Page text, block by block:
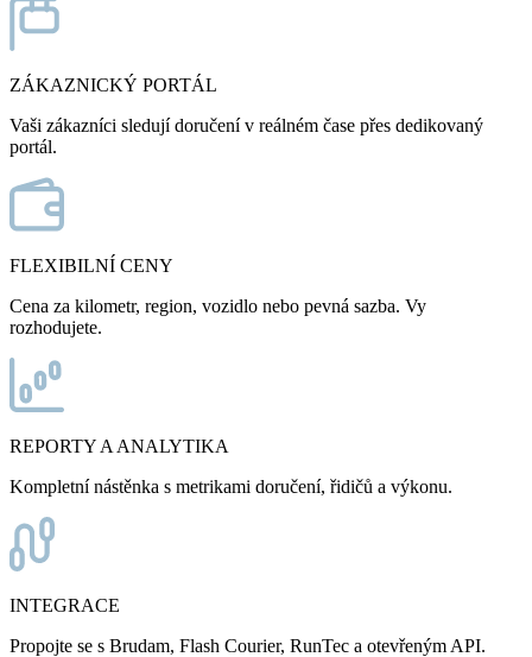
ZÁKAZNICKÝ PORTÁL
Vaši zákazníci sledují doručení v reálném čase přes dedikovaný
portál.
FLEXIBILNÍ CENY
Cena za kilometr, region, vozidlo nebo pevná sazba. Vy
rozhodujete.
REPORTY A ANALYTIKA
Kompletní nástěnka s metrikami doručení, řidičů a výkonu.
INTEGRACE
Propojte se s Brudam, Flash Courier, RunTec a otevřeným API.